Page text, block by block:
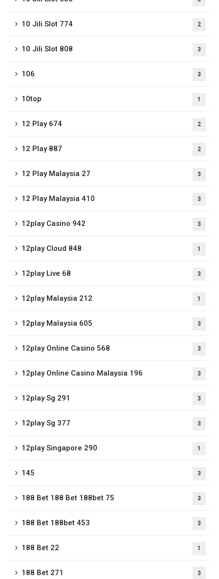
10 Jili Slot 774 2
10 Jili Slot 808 3
106 3
10top 1
12 Play 674 2
12 Play 887 2
12 Play Malaysia 27 3
12 Play Malaysia 410 3
12play Casino 942 3
12play Cloud 848 1
12play Live 68 3
12play Malaysia 212 1
12play Malaysia 605 3
12play Online Casino 568 3
12play Online Casino Malaysia 196 3
12play Sg 291 3
12play Sg 377 3
12play Singapore 290 1
145 3
188 Bet 188 Bet 188bet 75 3
188 Bet 188bet 453 3
188 Bet 22 1
188 Bet 271 3